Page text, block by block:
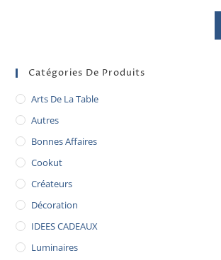
Catégories De Produits
Arts De La Table
Autres
Bonnes Affaires
Cookut
Créateurs
Décoration
IDEES CADEAUX
Luminaires